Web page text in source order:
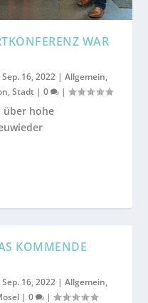
WAR
Sep. 16, 2022 |Allgemein,
,Stadt |0 |
über hohe
KOMMENDE
Sep. 16, 2022 |Allgemein,
|0 |